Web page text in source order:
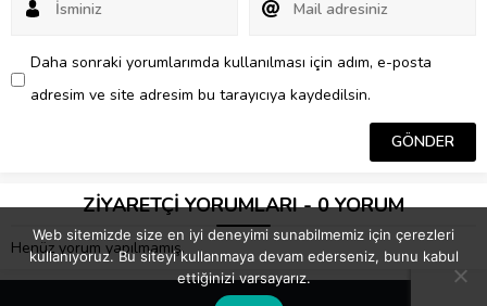
Daha sonraki yorumlarımda kullanılması için adım, e-posta
adresim ve site adresim bu tarayıcıya kaydedilsin.
ZİYARETÇİ YORUMLARI - 0 YORUM
Henüz yorum yapılmamış.
Web sitemizde size en iyi deneyimi sunabilmemiz için çerezleri
kullanıyoruz. Bu siteyi kullanmaya devam ederseniz, bunu kabul
ettiğinizi varsayarız.